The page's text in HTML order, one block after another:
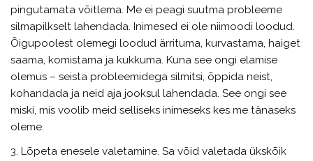
pingutamata võitlema. Me ei peagi suutma probleeme
silmapilkselt lahendada. Inimesed ei ole niimoodi loodud.
Õigupoolest olemegi loodud ärrituma, kurvastama, haiget
saama, komistama ja kukkuma. Kuna see ongi elamise
olemus – seista probleemidega silmitsi, õppida neist,
kohandada ja neid aja jooksul lahendada. See ongi see
miski, mis voolib meid selliseks inimeseks kes me tänaseks
oleme.
3. Lõpeta enesele valetamine. Sa võid valetada ükskõik